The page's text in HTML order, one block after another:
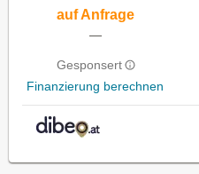
auf Anfrage
—
Gesponsert
Finanzierung berechnen